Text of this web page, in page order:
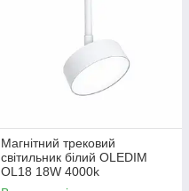
Магнітний трековий
світильник білий OLEDIM
OL18 18W 4000k